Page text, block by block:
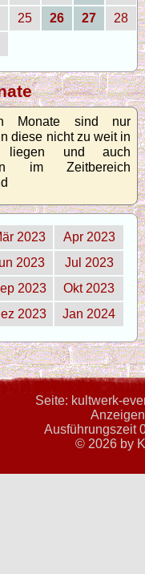
25 26 27
28
Monate sind nur
diese nicht zu weit in
liegen und auch
im Zeitbereich
2023
Apr 2023
2023
Jul 2023
2023
Okt 2023
2023 Jan 2024
Seite: kultwerk-
Ausführungszeit
© 2026 by